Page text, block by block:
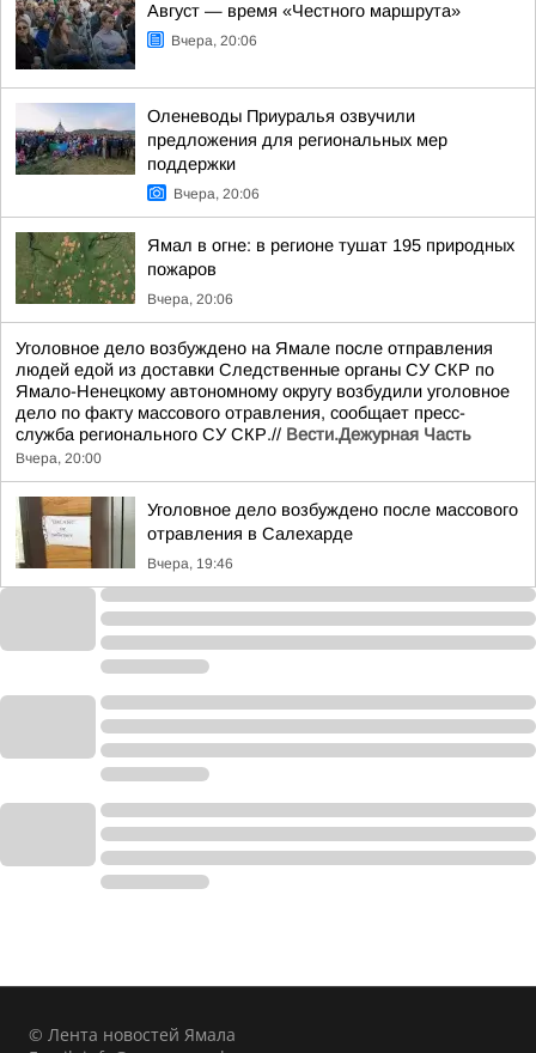
Август — время «Честного маршрута»
Вчера, 20:06
Оленеводы Приуралья озвучили
предложения для региональных мер
поддержки
Вчера, 20:06
Ямал в огне: в регионе тушат 195 природных
пожаров
Вчера, 20:06
Уголовное дело возбуждено на Ямале после отправления
людей едой из доставки Следственные органы СУ СКР по
Ямало-Ненецкому автономному округу возбудили уголовное
дело по факту массового отравления, сообщает пресс-
служба регионального СУ СКР.// Вести.Дежурная Часть
Вчера, 20:00
Уголовное дело возбуждено после массового
отравления в Салехарде
Вчера, 19:46
© Лента новостей Ямала